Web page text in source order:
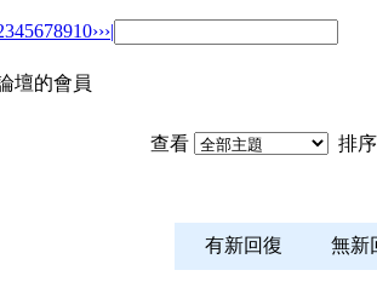
345678910›››|
壇的會員
查看 排
有新回復 無